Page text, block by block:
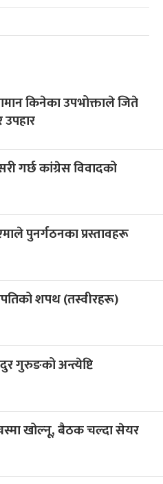
किनेका उपभोक्ताले जिते
गर्छ कांग्रेस विवादको
पुनर्गठनका प्रस्तावहरू
शपथ (तस्वीरहरू)
गुरुङको अन्त्येष्टि
खोल्नू, बैठक चल्दा सेयर